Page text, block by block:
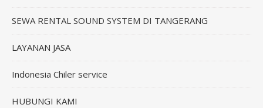
SEWA RENTAL SOUND SYSTEM DI TANGERANG
LAYANAN JASA
Indonesia Chiler service
HUBUNGI KAMI